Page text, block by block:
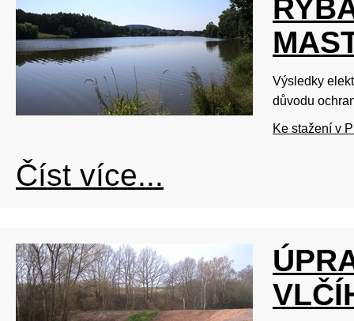
Výsledky
důvodu
Ke stažení v
Číst více...